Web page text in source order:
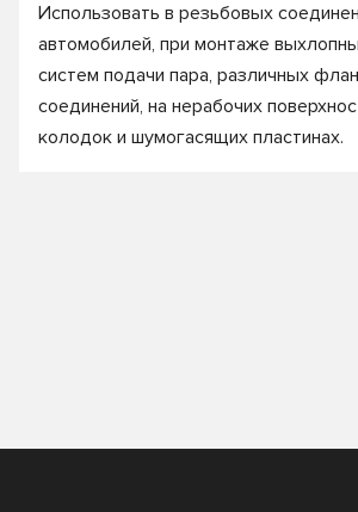
Использовать в резьбовых
автомобилей, при монтаже
систем подачи пара, различных
соединений, на нерабочих
колодок и шумогасящих пластинах.